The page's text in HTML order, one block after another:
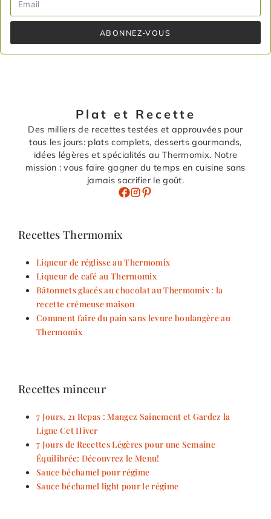
ABONNEZ-VOUS
Plat et Recette
Des milliers de recettes testées et approuvées pour
tous les jours: plats complets, desserts gourmands,
idées légères et spécialités au Thermomix. Notre
mission : vous faire gagner du temps en cuisine sans
jamais sacrifier le goût.
Recettes Thermomix
Liqueur de réglisse au Thermomix
Liqueur de café au Thermomix
Bâtonnets glacés au chocolat au Thermomix : la
recette crémeuse maison
Comment faire du pain sans levure boulangère au
Thermomix
Recettes minceur
7 Jours, 21 Repas : Mangez Sainement et Gardez la
Ligne Cet Hiver
7 Jours de Recettes Légères pour une Semaine
Équilibrée: Découvrez le Menu!
Sauce béchamel pour régime
Sauce béchamel light pour le régime